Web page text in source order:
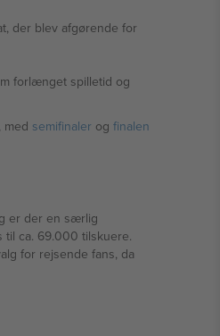
med semifinaler og finalen
er der en særlig
til ca. 69.000 tilskuere.
for rejsende fans, da